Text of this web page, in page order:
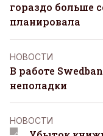
гораздо больше
планировала
НОВОСТИ
В работе
неполадки
НОВОСТИ